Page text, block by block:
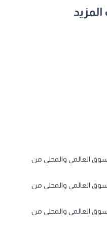
العالمي والمحلي من
العالمي والمحلي من
العالمي والمحلي من